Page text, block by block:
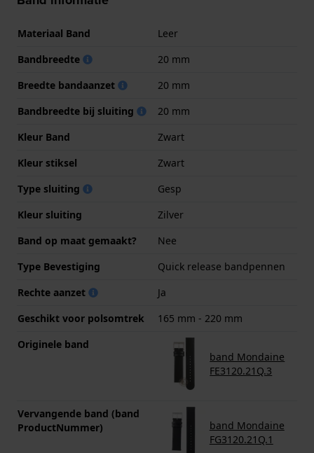
Materiaal Band
Leer
Bandbreedte
20 mm
Breedte bandaanzet
20 mm
Bandbreedte bij sluiting
20 mm
Kleur Band
Zwart
Kleur stiksel
Zwart
Type sluiting
Gesp
Kleur sluiting
Zilver
Band op maat gemaakt?
Nee
Type Bevestiging
Quick release bandpennen
Rechte aanzet
Ja
Geschikt voor polsomtrek
165 mm - 220 mm
Originele band
band Mondaine
FE3120.21Q.3
Vervangende band (band
ProductNummer)
band Mondaine
FG3120.21Q.1